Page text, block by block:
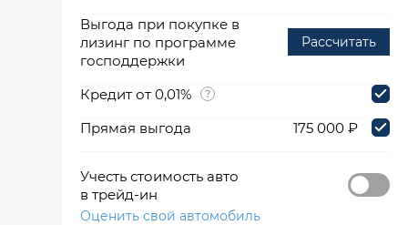
Выгода при покупке в
лизинг по программе
господдержки
Рассчитать
Кредит от 0,01%
Прямая выгода
175 000 ₽
Учесть стоимость авто
в трейд-ин
Оценить свой автомобиль